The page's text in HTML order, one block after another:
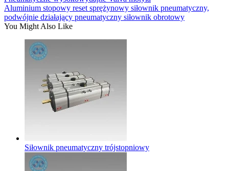
Aluminium stopowy reset sprężynowy siłownik pneumatyczny,
podwójnie działający pneumatyczny siłownik obrotowy
You Might Also Like
Siłownik pneumatyczny trójstopniowy